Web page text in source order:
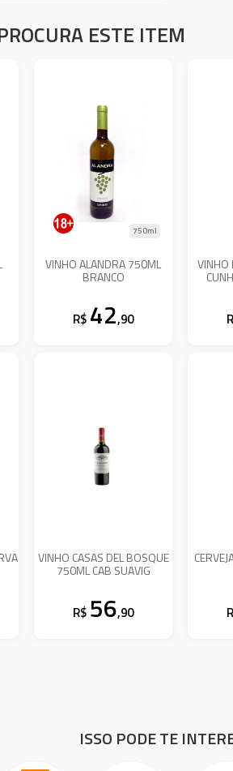
ESTE ITEM
VINHO ALANDRA 750ML
BRANCO
750ml
R$ 42,90
VINHO
VINHO CASAS DEL BOSQUE
750ML CAB SUAVIG
R$ 56,90
ISSO PODE TE